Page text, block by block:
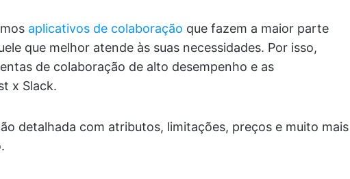
aplicativos de colaboração que fazem a maior parte
que melhor atende às suas necessidades. Por isso,
de colaboração de alto desempenho e as
x Slack.
detalhada com atributos, limitações, preços e muito mais